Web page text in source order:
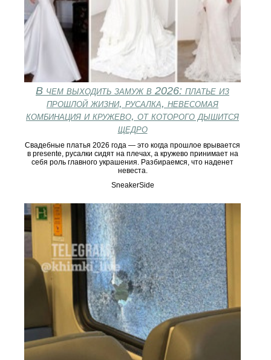
В чем выходить замуж в 2026: платье из
прошлой жизни, русалка, невесомая
комбинация и кружево, от которого дышится
щедро
Свадебные платья 2026 года — это когда прошлое врывается
в presente, русалки сидят на плечах, а кружево принимает на
себя роль главного украшения. Разбираемся, что наденет
невеста.
SneakerSide